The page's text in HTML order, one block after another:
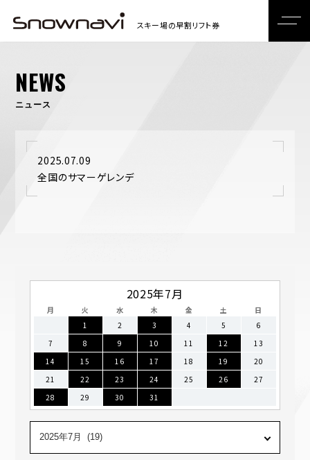
NEWS
ニュース
2025.07.09
全国のサマーゲレンデ
2025年7月
月 火 水 木 金 土
日
1
2 3 4 5
6
7
8 9 10 11 12
13
14
15 16 17 18 19
20
21
22 23 24 25 26
27
28
29 30 31